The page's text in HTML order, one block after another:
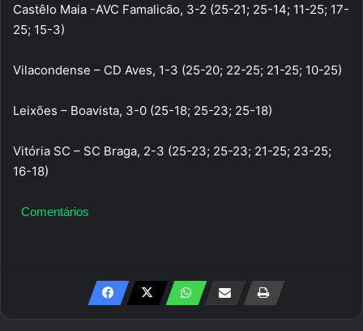
Castêlo Maia -AVC Famalicão, 3-2 (25-21; 25-14; 11-25; 17-
25; 15-3)
Vilacondense – CD Aves, 1-3 (25-20; 22-25; 21-25; 10-25)
Leixões – Boavista, 3-0 (25-18; 25-23; 25-18)
Vitória SC – SC Braga, 2-3 (25-23; 25-23; 21-25; 23-25;
16-18)
Comentários